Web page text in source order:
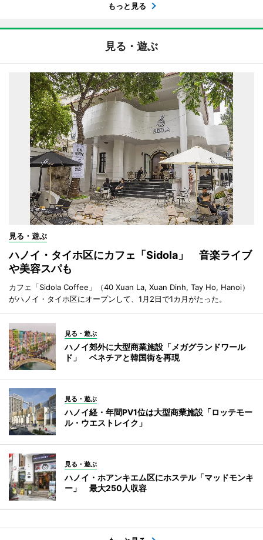
もっと見る
見る・遊ぶ
見る・遊ぶ
ハノイ・タイホ区にカフェ「Sidola」 音楽ライブ
や美容スパも
カフェ「Sidola Coffee」（40 Xuan La, Xuan Dinh, Tay Ho, Hanoi）
がハノイ・タイホ区にオープンして、1月2日で1カ月がたった。
見る・遊ぶ
ハノイ郊外に大型商業施設「メガグランドワール
ド」 ベネチアと韓国街を再現
見る・遊ぶ
ハノイ経・年間PV1位は大型商業施設「ロッテモー
ル・ウエストレイク」
見る・遊ぶ
ハノイ・ホアンキエム区にホステル「マッドモンキ
ー」 最大250人収容